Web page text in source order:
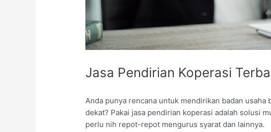
Jasa Pendirian Koperasi
Anda punya rencana untuk mendirikan badan
dekat? Pakai jasa pendirian koperasi adalah solusi
perlu nih repot-repot mengurus syarat dan lainnya.